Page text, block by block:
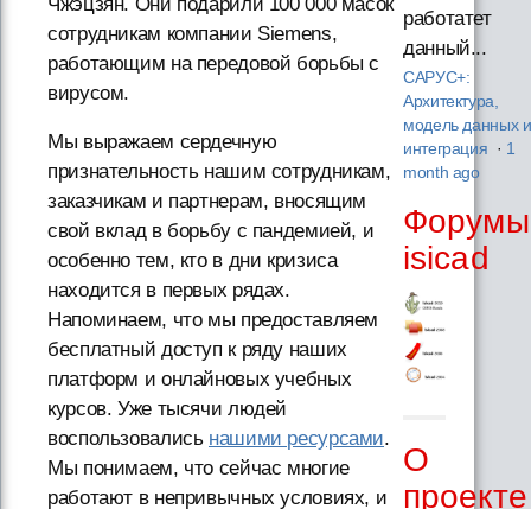
сотрудникам компании Siemens,
работающим на передовой борьбы с
вирусом.
Мы выражаем сердечную
признательность нашим сотрудникам,
заказчикам и партнерам, вносящим
свой вклад в борьбу с пандемией, и
особенно тем, кто в дни кризиса
находится в первых рядах.
Напоминаем, что мы предоставляем
бесплатный доступ к ряду наших
платформ и онлайновых учебных
курсов. Уже тысячи людей
воспользовались нашими ресурсами.
Мы понимаем, что сейчас многие
работают в непривычных условиях, и
работатет
данный...
САРУС+:
Архитектура,
модель данных и
интеграция · 1
month ago
Форумы
isicad
О
проекте